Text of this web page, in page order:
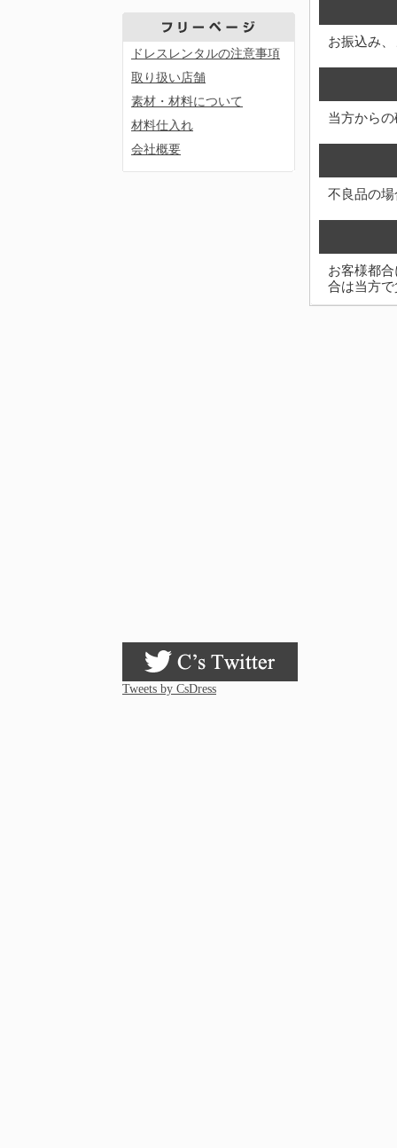
ドレスレンタルの注意事項
取り扱い店舗
素材・材料について
材料仕入れ
会社概要
Tweets by CsDress
お振込み
当方から
不良品の
お客様都
合は当方